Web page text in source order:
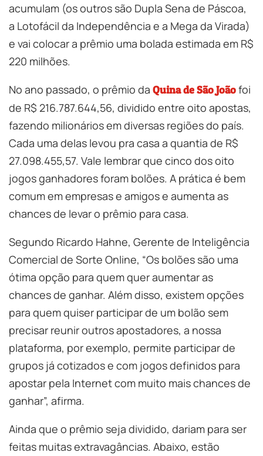
acumulam (os outros são Dupla Sena de Páscoa,
a Lotofácil da Independência e a Mega da Virada)
e vai colocar a prêmio uma bolada estimada em R$
220 milhões.
No ano passado, o prêmio da Quina de São Joãofoi
de R$ 216.787.644,56, dividido entre oito apostas,
fazendo milionários em diversas regiões do país.
Cada uma delas levou pra casa a quantia de R$
27.098.455,57. Vale lembrar que cinco dos oito
jogos ganhadores foram bolões. A prática é bem
comum em empresas e amigos e aumenta as
chances de levar o prêmio para casa.
Segundo Ricardo Hahne, Gerente de Inteligência
Comercial de Sorte Online, “Os bolões são uma
ótima opção para quem quer aumentar as
chances de ganhar. Além disso, existem opções
para quem quiser participar de um bolão sem
precisar reunir outros apostadores, a nossa
plataforma, por exemplo, permite participar de
grupos já cotizados e com jogos definidos para
apostar pela Internet com muito mais chances de
ganhar”, afirma.
Ainda que o prêmio seja dividido, dariam para ser
feitas muitas extravagâncias. Abaixo, estão